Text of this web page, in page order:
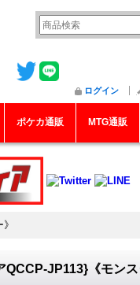
ログイン
ポケカ通販 MTG通販
JP113}《モンス